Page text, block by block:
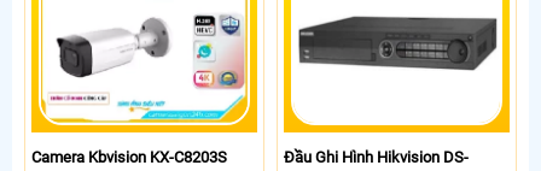
Camera Kbvision KX-C8203S
Đầu Ghi Hình Hikvision DS-